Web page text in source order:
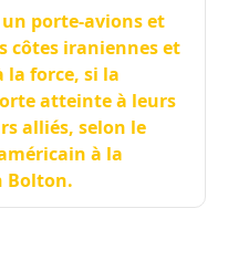
porte-avions et
côtes iraniennes et
la force, si la
atteinte à leurs
alliés, selon le
à la
Bolton.